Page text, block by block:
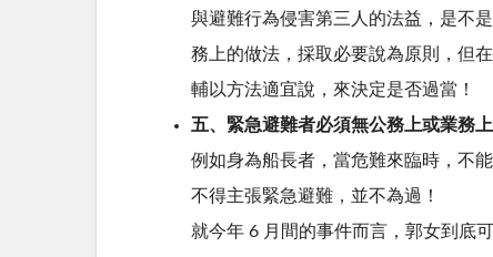
與避難行為侵害第三人的法益，是不
務上的做法，採取必要說為原則，但
輔以方法適宜說，來決定是否過當！
五、緊急避難者必須無公務上或業務
例如身為船長者，當危難來臨時，不
不得主張緊急避難，並不為過！
就今年 6 月間的事件而言，郭女到底